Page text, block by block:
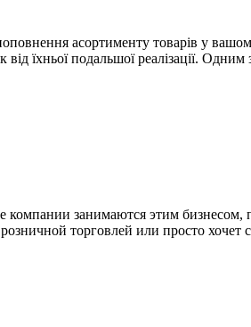
асортименту товарів у
їхньої подальшої реалізації.
занимаются этим бизнесом,
торговлей или просто хочет